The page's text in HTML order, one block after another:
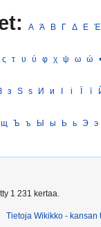
Α Ά Β Γ Δ Ε Έ
ς τ υ ύ φ χ ψ ω ώ •
з Ѕ ѕ И и І і Ї ї
щ Ъ ъ Ы ы Ь ь Э э
1 231 kertaa.
Tietoja Wikikko - kansan